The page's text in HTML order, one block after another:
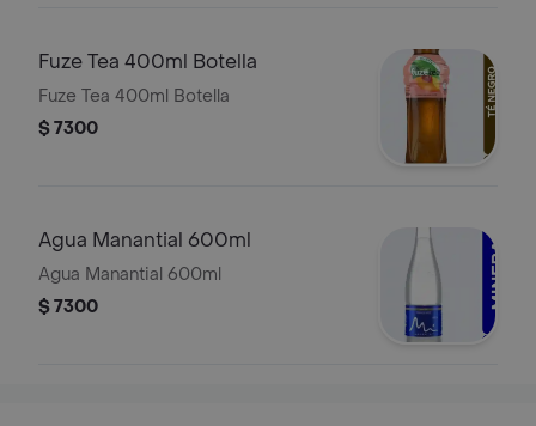
Fuze Tea 400ml Botella
Fuze Tea 400ml Botella
$ 7300
Agua Manantial 600ml
Agua Manantial 600ml
$ 7300